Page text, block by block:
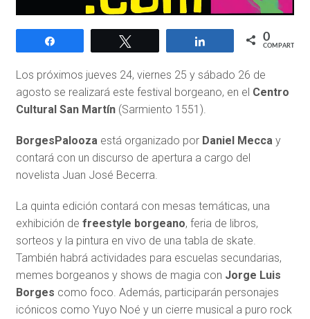
Compartir 0
COMPARTIR
Los próximos jueves 24, viernes 25 y sábado 26 de
agosto se realizará este festival borgeano, en el Centro
Cultural San Martín(Sarmiento 1551).
BorgesPaloozaestá organizado por Daniel Mecca y
contará con un discurso de apertura a cargo del
novelista Juan José Becerra.
La quinta edición contará con mesas temáticas, una
exhibición de freestyle borgeano, feria de libros,
sorteos y la pintura en vivo de una tabla de skate.
También habrá actividades para escuelas secundarias,
memes borgeanos y shows de magia con Jorge Luis
Borges como foco. Además, participarán personajes
icónicos como Yuyo Noé y un cierre musical a puro rock